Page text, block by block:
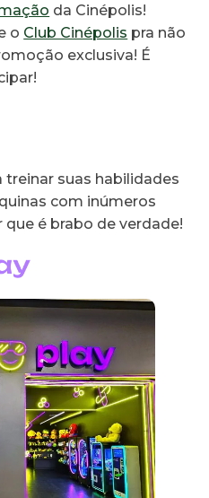
da Cinépolis!
o Club Cinépolis pra não
exclusiva! É
treinar suas habilidades
com inúmeros
é brabo de verdade!